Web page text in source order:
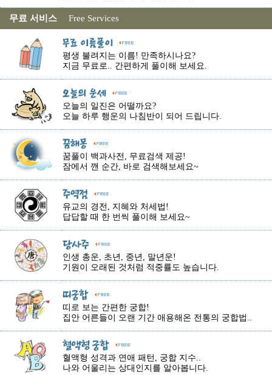
무료 서비스 Free Services
평생 불려지는 이름! 만족하시나요?
지금 무료로.. 간편하게 풀이해 보세요.
오늘의 일진은 어떨까요?
오늘 하루 행운의 나침반이 되어 드립니다.
꿈풀이 백과사전, 무료검색 제공!
잠에서 깬 순간, 바로 검색해보세요~
유교의 경전, 지혜와 처세법!
답답할 때 한 번씩 풀이해 보세요~
인생 총운, 초년, 중년, 말년운!
기원이 오래된 것처럼 적중률도 높습니다.
띠로 보는 간편한 궁합!
집안 어른들이 오랜 기간 애용해온 전통의 궁합법..
혈액형 성격과 연애 패턴, 궁합 지수..
나와 어울리는 상대인지를 알아봅니다.